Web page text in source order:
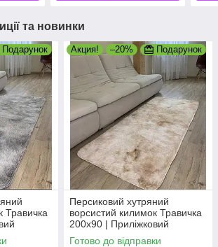
та новинки
Подарунок
Травичка
Акция! –20% Подарунок
Персиковий хутряний
ворсистий килимок Травичка
200х90 | Приліжковий
килимок з довгим ворсом
Готово до відправки